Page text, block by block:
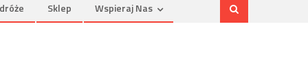
Sklep Wspieraj Nas